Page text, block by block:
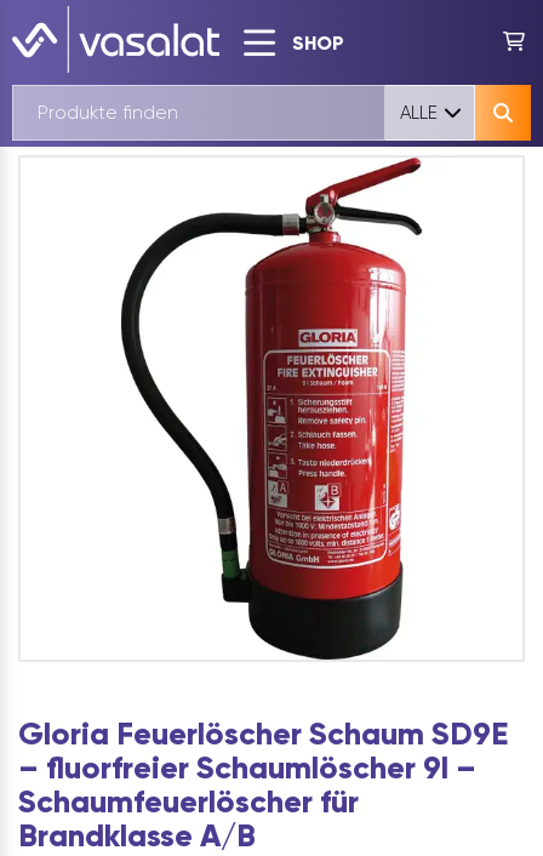
SHOP
ALLE
Gloria Feuerlöscher Schaum SD9E
– fluorfreier Schaumlöscher 9l –
Schaumfeuerlöscher für
Brandklasse A/B